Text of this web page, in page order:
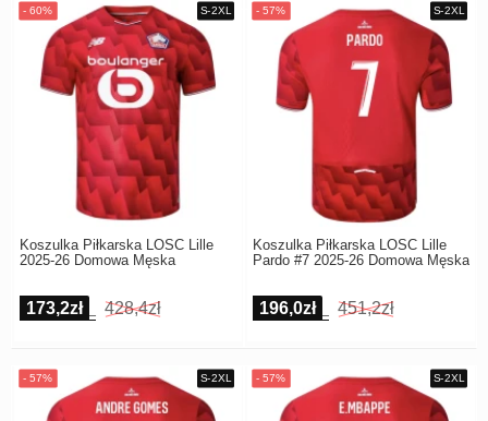
Koszulka Piłkarska LOSC Lille
2025-26 Domowa Męska
173,2zł 428,4zł
Koszulka Piłkarska LOSC Lille
Pardo #7 2025-26 Domowa Męska
196,0zł 451,2zł